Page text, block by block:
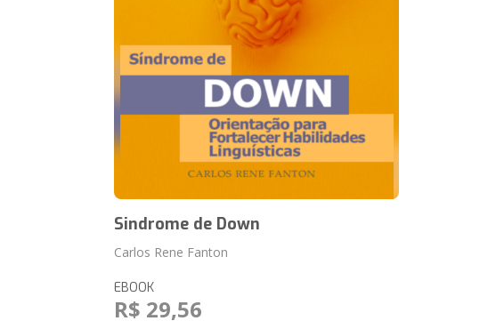
Sindrome de Down
Carlos Rene Fanton
EBOOK
R$ 29,56